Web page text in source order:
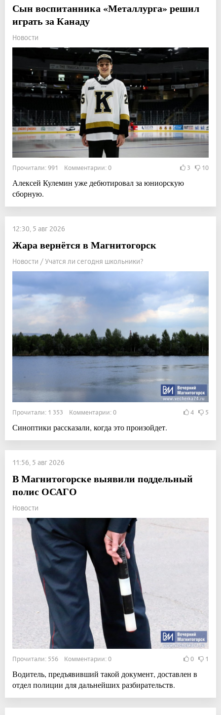
Сын воспитанника «Металлурга» решил
играть за Канаду
Новости
Прочитали: 991 Комментарии: 0 3 10
Алексей Кулемин уже дебютировал за юниорскую
сборную.
12:30, 5 авг 2026
Жара вернётся в Магнитогорск
Новости / Учатся ли сегодня школьники?
Прочитали: 1 353 Комментарии: 0 4 5
Синоптики рассказали, когда это произойдет.
11:56, 5 авг 2026
В Магнитогорске выявили поддельный
полис ОСАГО
Новости
Прочитали: 556 Комментарии: 0 0 1
Водитель, предъявивший такой документ, доставлен в
отдел полиции для дальнейших разбирательств.